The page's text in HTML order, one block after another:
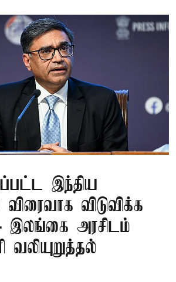
இந்திய
விடுவிக்க
இலங்கை அரசிடம்
வலியுறுத்தல்